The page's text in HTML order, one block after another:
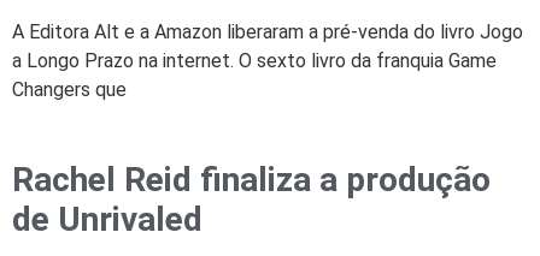
A Editora Alt e a Amazon liberaram a pré-venda do livro Jogo
a Longo Prazo na internet. O sexto livro da franquia Game
Changers que
Rachel Reid finaliza a produção
de Unrivaled